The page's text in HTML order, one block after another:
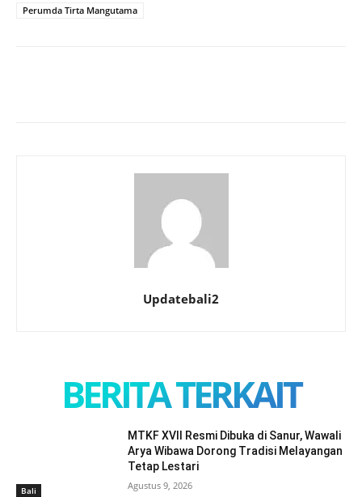
Perumda Tirta Mangutama
Updatebali2
BERITA TERKAIT
Bali
MTKF XVII Resmi Dibuka di Sanur, Wawali
Arya Wibawa Dorong Tradisi Melayangan
Tetap Lestari
Agustus 9, 2026